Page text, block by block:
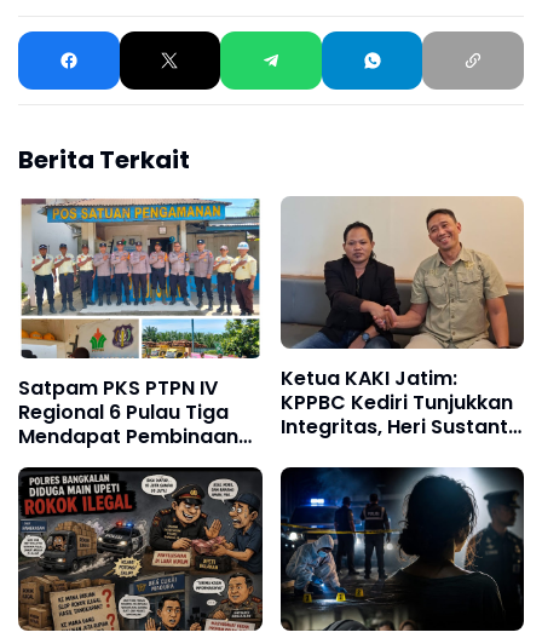
Berita Terkait
Satpam PKS PTPN IV
Regional 6 Pulau Tiga
Mendapat Pembinaan
Sat Binmas Polres Aceh
Tamiang
Ketua KAKI Jatim:
KPPBC Kediri Tunjukkan
Integritas, Heri Sustanto
Memimpin